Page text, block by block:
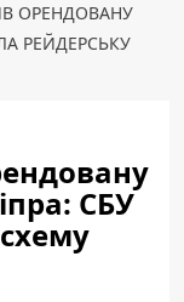
ОРЕНДОВАНУ
РЕЙДЕРСЬКУ
СБУ